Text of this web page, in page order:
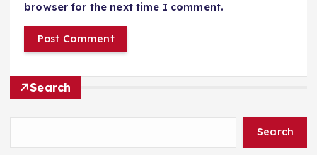
browser for the next time I comment.
Search
Search